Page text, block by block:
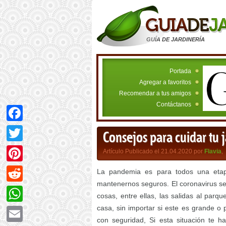
GUÍA DE JARDINERÍA
Portada
Agregar a favoritos
Recomendar a tus amigos
Contáctanos
Consejos para cuidar
Artículo Publicado el 21.04.2020 por Flavia,
La pandemia es para todos una
mantenernos seguros. El coronavirus
cosas, entre ellas, las salidas al
casa, sin importar si este es grande o
con seguridad, Si esta situación te
Facebook
Twitter
Pinterest
Reddit
WhatsApp